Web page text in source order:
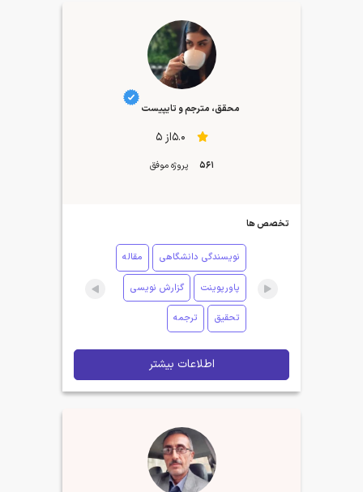
محقق، مترجم و تایپیست
5.0از 5
561 پروژه موفق
تخصص ها
نویسندگی دانشگاهی مقاله
پاورپوینت گزارش نویسی
تحقیق ترجمه
اطلاعات بیشتر